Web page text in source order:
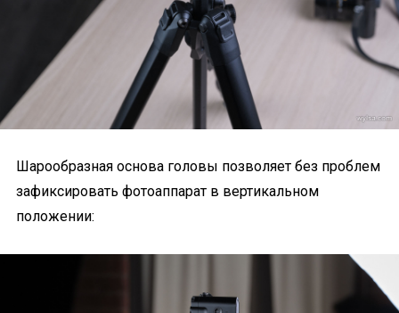
Шарообразная основа головы позволяет без проблем
зафиксировать фотоаппарат в вертикальном
положении: